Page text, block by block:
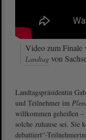
Video zum Finale
Landtag von
Landtagspräsidentin
und Teilnehmer im
willkommen geheißen
solche zuhause sei. Sie
debattiert“-